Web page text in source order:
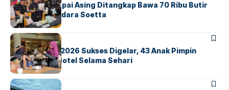
Kopilot Maskapai Asing Ditangkap Bawa 70 Ribu Butir
Ekstasi di Bandara Soetta
BERITAINDEX
GM For A Day 2026 Sukses Digelar, 43 Anak Pimpin
Operasional Hotel Selama Sehari
BANDARA BERITA